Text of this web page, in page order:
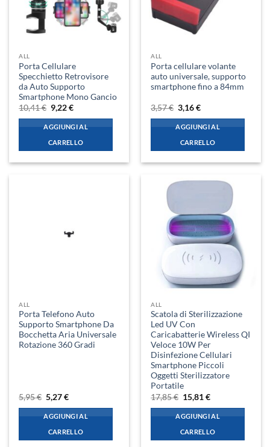
ALL
Porta Cellulare
Specchietto Retrovisore
da Auto Supporto
Smartphone Mono Gancio
10,41€ Il
prezzo
originale
era:
10,41 €.
9,22€Il
attuale
è:
9,22 €.
AGGIUNGI AL
CARRELLO
ALL
Porta cellulare volante
auto universale, supporto
smartphone fino a 84mm
3,57€ Il
prezzo
originale
era:
3,57 €.
3,16€Il
attuale
è:
3,16 €.
AGGIUNGI AL
CARRELLO
ALL
Porta Telefono Auto
Supporto Smartphone Da
Bocchetta Aria Universale
Rotazione 360 Gradi
5,95€ Il
prezzo
originale
era:
5,95 €.
5,27€Il
attuale
è:
5,27 €.
AGGIUNGI AL
CARRELLO
ALL
Scatola di Sterilizzazione
Led UV Con
Caricabatterie Wireless QI
Veloce 10W Per
Disinfezione Cellulari
Smartphone Piccoli
Oggetti Sterilizzatore
Portatile
17,85€ Il
prezzo
originale
era:
17,85 €.
15,81€Il
attuale
è:
15,81 €.
AGGIUNGI AL
CARRELLO